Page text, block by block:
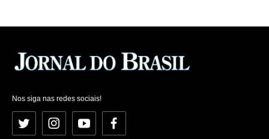
Nos siga nas redes sociais!
Twitter InstagramYouTubeFacebook